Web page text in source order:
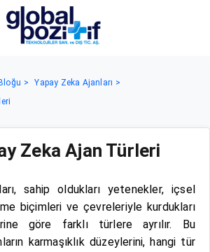
Yapay Zeka Ajanları
Zeka Ajan Türleri
sahip oldukları yetenekler, içsel
biçimleri ve çevreleriyle kurdukları
göre farklı türlere ayrılır. Bu
karmaşıklık düzeylerini, hangi tür